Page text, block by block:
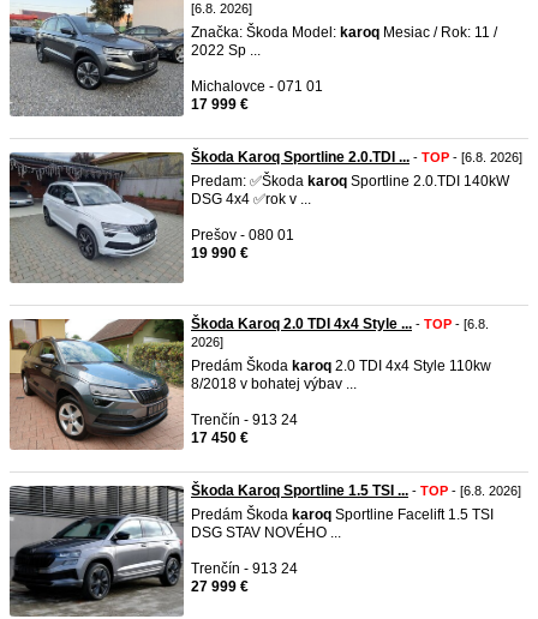
[6.8. 2026]
Značka: Škoda Model: karoq Mesiac / Rok: 11 /
2022 Sp ...
Michalovce - 071 01
17 999 €
Škoda Karoq Sportline 2.0.TDI ... - TOP - [6.8. 2026]
Predam: ✅Škoda karoq Sportline 2.0.TDI 140kW
DSG 4x4 ✅rok v ...
Prešov - 080 01
19 990 €
Škoda Karoq 2.0 TDI 4x4 Style ... - TOP - [6.8.
2026]
Predám Škoda karoq 2.0 TDI 4x4 Style 110kw
8/2018 v bohatej výbav ...
Trenčín - 913 24
17 450 €
Škoda Karoq Sportline 1.5 TSI ... - TOP - [6.8. 2026]
Predám Škoda karoq Sportline Facelift 1.5 TSI
DSG STAV NOVÉHO ...
Trenčín - 913 24
27 999 €